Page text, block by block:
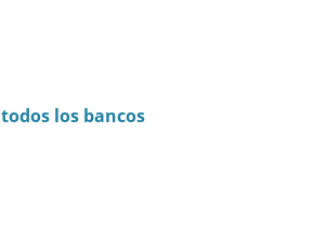
todos los bancos